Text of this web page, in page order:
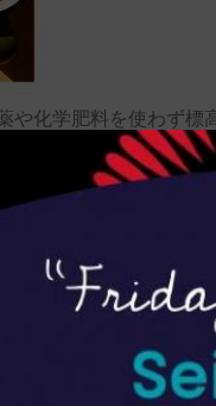
や化学肥料を使わず
フェアトレードコー
で、豊かな風味が際
てみてください。
お早めのお申込みをお
snow-coffee/